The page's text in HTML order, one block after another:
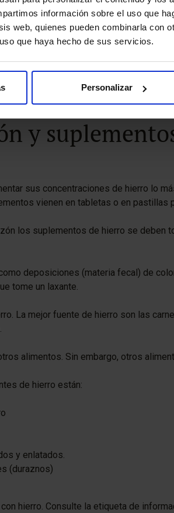
información sobre el uso que
web, quienes pueden combinarla con
que haya hecho de sus servicios.
Personalizar
causa y la gravedad de la
en un hospital, trasfusiones de
de la enfermedad y restablecer las
y
sus concentraciones de hierro lo
vienen en tabletas o en pastillas
los suplementos de hierro se
deposiciones (materia fecal) de
tome un laxante.
La mejor fuente de hierro son las
alimentos. Sin embargo, otros
de hierro están:
y enlatados.
(duraznos)
hierro. Consulte la etiqueta de